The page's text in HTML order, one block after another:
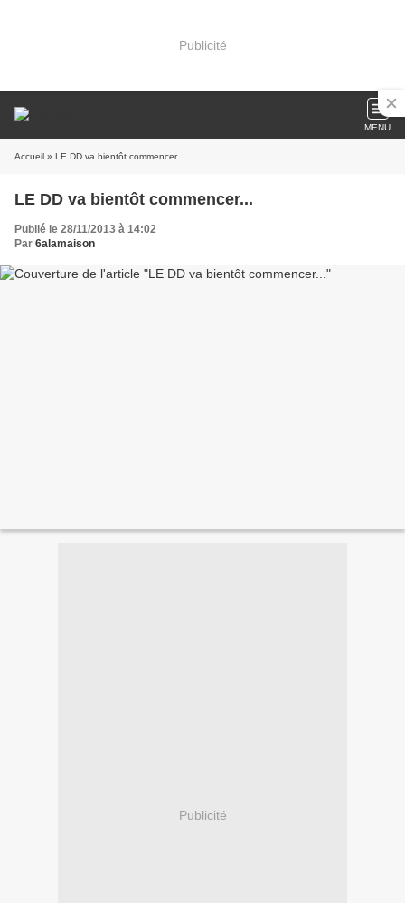
Publicité
MENU
Accueil » LE DD va bientôt commencer...
LE DD va bientôt commencer...
Publié le 28/11/2013 à 14:02
Par 6alamaison
Publicité